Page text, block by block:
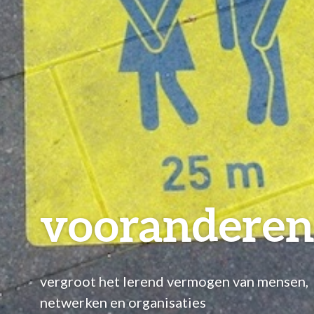
vooranderen
vergroot het lerend vermogen van mensen,
netwerken en organisaties